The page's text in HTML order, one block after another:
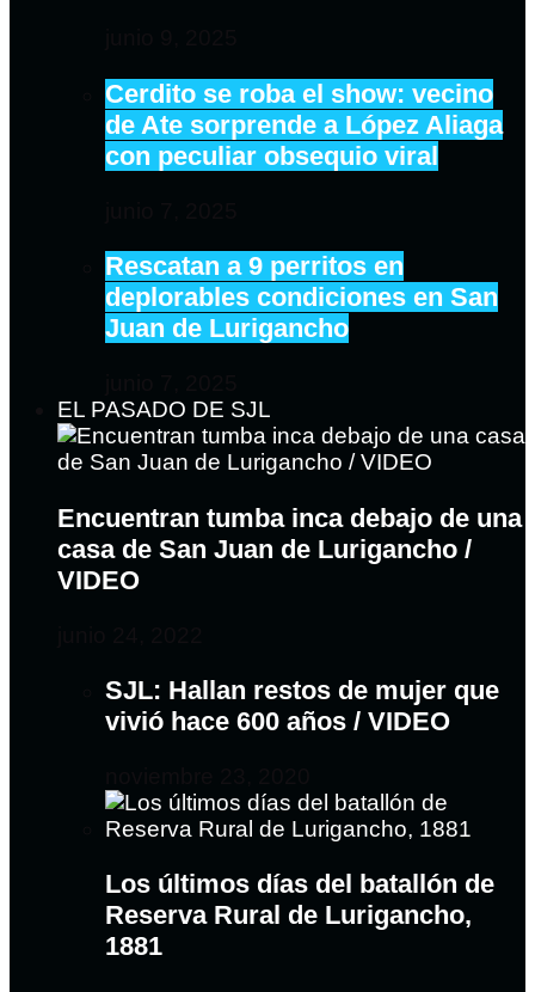
Cerdito se roba el show: vecino
de Ate sorprende a López Aliaga
con peculiar obsequio viral
Rescatan a 9 perritos en
deplorables condiciones en San
Juan de Lurigancho
EL PASADO DE SJL
Encuentran tumba inca debajo de una
casa de San Juan de Lurigancho /
VIDEO
SJL: Hallan restos de mujer que
vivió hace 600 años / VIDEO
Los últimos días del batallón de
Reserva Rural de Lurigancho,
1881